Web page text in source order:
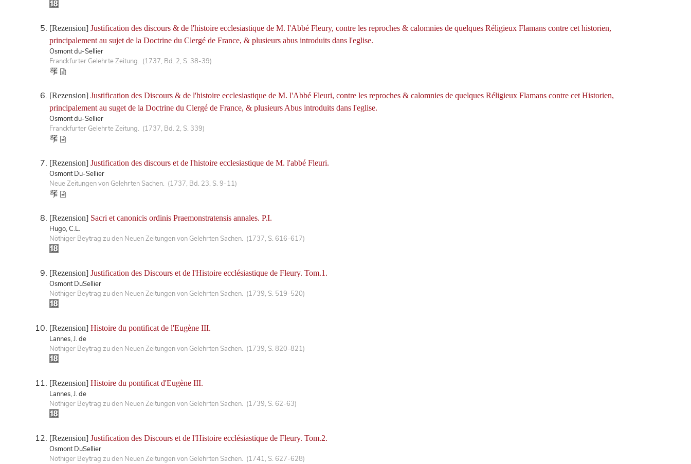
[Rezension] Justification des discours & de l'histoire ecclesiastique de M. l'Abbé Fleury, contre les reproches & calomnies de quelques Réligieux Flamans contre cet historien,
principalement au sujet de la Doctrine du Clergé de France, & plusieurs abus introduits dans l'eglise.
Osmont du-Sellier
Franckfurter Gelehrte Zeitung. (1737, Bd. 2, S. 38-39)
[Rezension] Justification des Discours & de l'histoire ecclesiastique de M. l'Abbé Fleuri, contre les reproches & calomnies de quelques Réligieux Flamans contre cet Historien,
principalement au suget de la Doctrine du Clergé de France, & plusieurs Abus introduits dans l'eglise.
Osmont du-Sellier
Franckfurter Gelehrte Zeitung. (1737, Bd. 2, S. 339)
[Rezension] Justification des discours et de l'histoire ecclesiastique de M. l'abbé Fleuri.
Osmont Du-Sellier
Neue Zeitungen von Gelehrten Sachen. (1737, Bd. 23, S. 9-11)
[Rezension] Sacri et canonicis ordinis Praemonstratensis annales. P.I.
Hugo, C.L.
Nöthiger Beytrag zu den Neuen Zeitungen von Gelehrten Sachen. (1737, S. 616-617)
[Rezension] Justification des Discours et de l'Histoire ecclésiastique de Fleury. Tom.1.
Osmont DuSellier
Nöthiger Beytrag zu den Neuen Zeitungen von Gelehrten Sachen. (1739, S. 519-520)
[Rezension] Histoire du pontificat de l'Eugène III.
Lannes, J. de
Nöthiger Beytrag zu den Neuen Zeitungen von Gelehrten Sachen. (1739, S. 820-821)
[Rezension] Histoire du pontificat d'Eugène III.
Lannes, J. de
Nöthiger Beytrag zu den Neuen Zeitungen von Gelehrten Sachen. (1739, S. 62-63)
[Rezension] Justification des Discours et de l'Histoire ecclésiastique de Fleury. Tom.2.
Osmont DuSellier
Nöthiger Beytrag zu den Neuen Zeitungen von Gelehrten Sachen. (1741, S. 627-628)